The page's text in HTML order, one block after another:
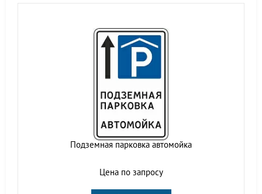
Подземная парковка автомойка
Цена по запросу